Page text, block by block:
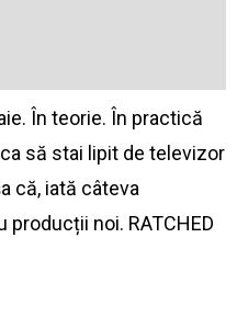
În teorie. În practică
să stai lipit de televizor
că, iată câteva
noi. RATCHED